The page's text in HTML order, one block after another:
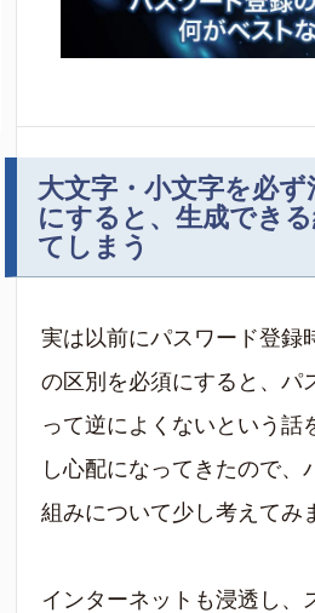
大文字・小文字を必
にすると、生成でき
てしまう
実は以前にパスワード登録
の区別を必須にすると、パ
って逆によくないという話
し心配になってきたので、
組みについて少し考えてみ
インターネットも浸透し、